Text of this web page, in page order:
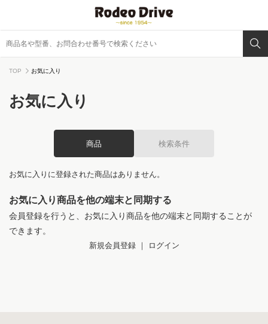
TOP お気に入り
お気に入り
商品 検索条件
お気に入りに登録された商品はありません。
お気に入り商品を他の端末と同期する
会員登録を行うと、お気に入り商品を他の端末と同期することが
できます。
新規会員登録｜ ログイン